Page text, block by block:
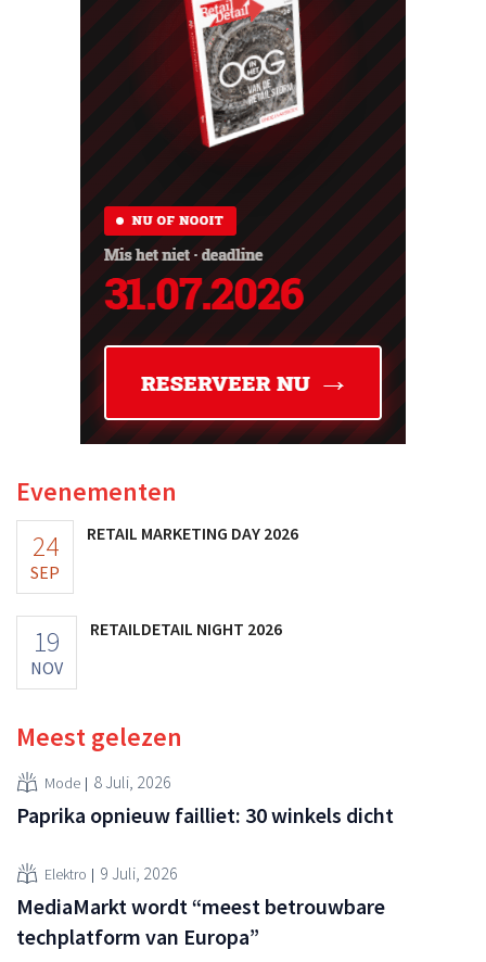
Evenementen
24
SEP
RETAIL MARKETING DAY 2026
19
NOV
RETAILDETAIL NIGHT 2026
Meest gelezen
Mode 8 Juli, 2026
Paprika opnieuw failliet: 30 winkels dicht
Elektro 9 Juli, 2026
MediaMarkt wordt “meest betrouwbare
techplatform van Europa”